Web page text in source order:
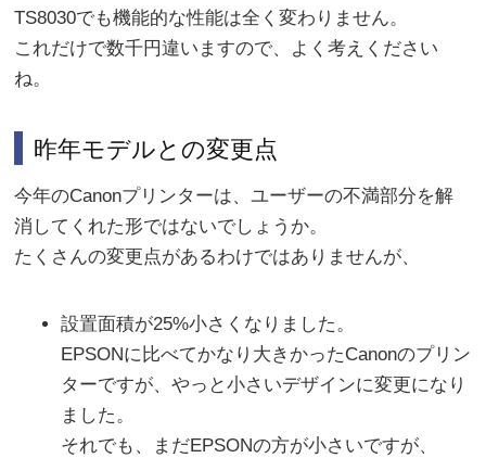
TS8030でも機能的な性能は全く変わりません。
これだけで数千円違いますので、よく考えください
ね。
昨年モデルとの変更点
今年のCanonプリンターは、ユーザーの不満部分を解
消してくれた形ではないでしょうか。
たくさんの変更点があるわけではありませんが、
設置面積が25%小さくなりました。
EPSONに比べてかなり大きかったCanonのプリン
ターですが、やっと小さいデザインに変更になり
ました。
それでも、まだEPSONの方が小さいですが、